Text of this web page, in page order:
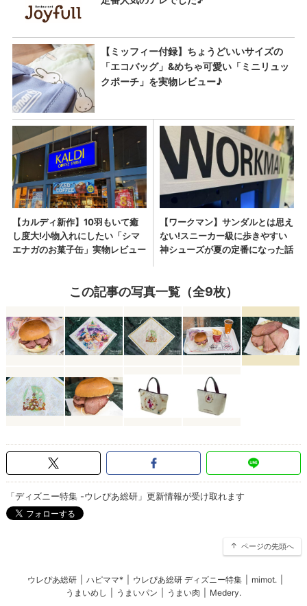
この記事の写真一覧（全9枚）
「ディズニー特集 -ウレぴあ総研」更新情報が受け取れます
ページの先頭へ
ウレぴあ総研 ハピママ* ウレぴあ総研 ディズニー特集 mimot.
うまいめし
うまいパン うまい肉 Medery.